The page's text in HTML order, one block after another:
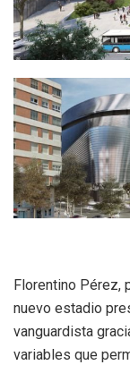
Florentino Pérez,
nuevo estadio
vanguardista
variables que